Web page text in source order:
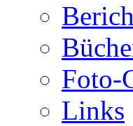
Foto-
Links